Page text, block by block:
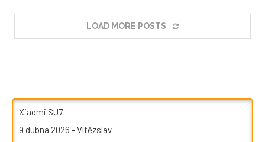
LOAD MORE POSTS
Xiaomi SU7
9 dubna 2026 -Vítězslav